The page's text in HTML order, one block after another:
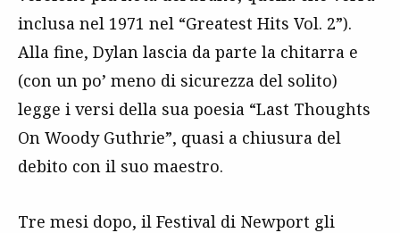
inclusa nel 1971 nel “Greatest Hits Vol. 2”).
Alla fine, Dylan lascia da parte la chitarra e
(con un po’ meno di sicurezza del solito)
legge i versi della sua poesia “Last Thoughts
On Woody Guthrie”, quasi a chiusura del
debito con il suo maestro.
Tre mesi dopo, il Festival di Newport gli